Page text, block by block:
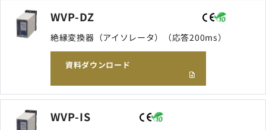
WVP-DZ
絶縁変換器（アイソレータ）（応答200ms）
資料ダウンロード
WVP-IS